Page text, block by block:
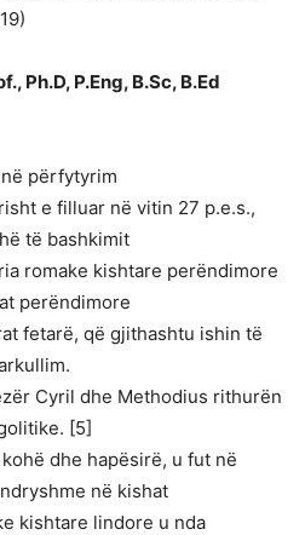
Ph.D, P.Eng, B.Sc, B.Ed
përfytyrim
e filluar në vitin 27 p.e.s.,
të bashkimit
romake kishtare perëndimore
perëndimore
fetarë, që gjithashtu ishin të
Cyril dhe Methodius rithurën
[5]
dhe hapësirë, u fut në
në kishat
kishtare lindore u nda